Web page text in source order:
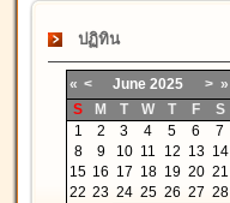
ปฏิทิน
« < June 2025 > »
S
M T W T F
S
1
2 3 4 5 6
7
8
9 10 11 12 13 14
15 16 17 18 19 20 21
22 23 24 25 26 27 28